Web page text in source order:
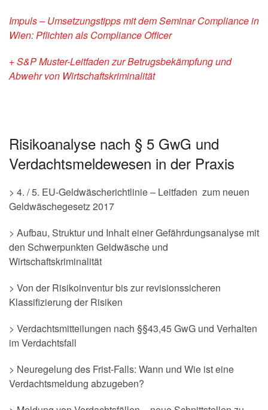
Impuls – Umsetzungstipps mit dem Seminar Compliance in
Wien: Pflichten als Compliance Officer
+ S&P Muster-Leitfaden zur Betrugsbekämpfung und
Abwehr von Wirtschaftskriminalität
Risikoanalyse nach § 5 GwG und
Verdachtsmeldewesen in der Praxis
> 4. / 5. EU-Geldwäscherichtlinie – Leitfaden zum neuen
Geldwäschegesetz 2017
> Aufbau, Struktur und Inhalt einer Gefährdungsanalyse mit
den Schwerpunkten Geldwäsche und
Wirtschaftskriminalität
> Von der Risikoinventur bis zur revisionssicheren
Klassifizierung der Risiken
> Verdachtsmitteilungen nach §§43,45 GwG und Verhalten
im Verdachtsfall
> Neuregelung des Frist-Falls: Wann und Wie ist eine
Verdachtsmeldung abzugeben?